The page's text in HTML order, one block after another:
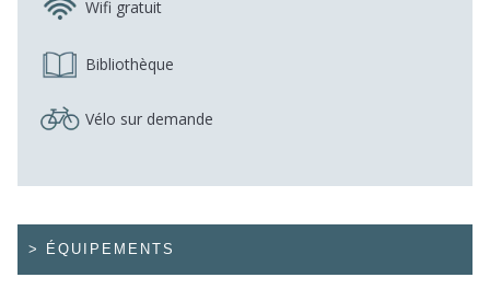
Wifi gratuit
Bibliothèque
Vélo sur demande
> ÉQUIPEMENTS